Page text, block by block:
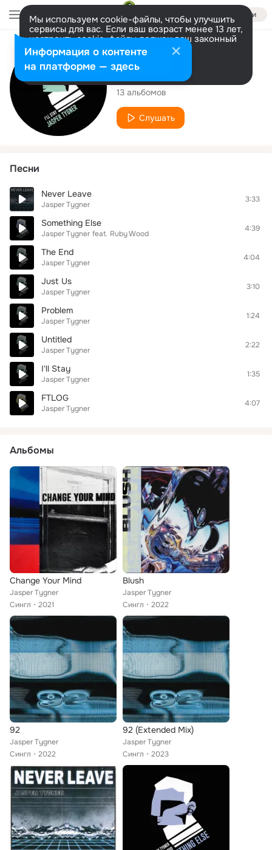
Войти
Мы используем cookie-файлы, чтобы улучшить
сервисы для вас. Если ваш возраст менее 13 лет,
настроить cookie-файлы должен ваш законный
представитель. Больше информации
Разрешить все Настроить
Исполнитель
Jasper Tygner
13 альбомов
Слушать
Песни
Never Leave
Jasper Tygner
3:33
Something Else
Jasper Tygner feat. Ruby Wood
4:39
The End
Jasper Tygner
4:04
Just Us
Jasper Tygner
3:10
Problem
Jasper Tygner
1:24
Untitled
Jasper Tygner
2:22
I'll Stay
Jasper Tygner
1:35
FTLOG
Jasper Tygner
4:07
Альбомы
Change Your Mind
Jasper Tygner
Сингл
2021
Blush
Jasper Tygner
Сингл
2022
92
Jasper Tygner
Сингл
2022
92 (Extended Mix)
Jasper Tygner
Сингл
2023
Информация о контенте
на платформе — здесь